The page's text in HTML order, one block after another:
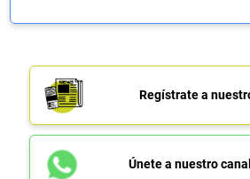
Regístrate a
Únete a nuestro